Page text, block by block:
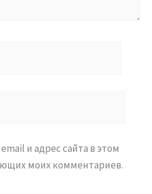
и адрес сайта в этом
моих комментариев.